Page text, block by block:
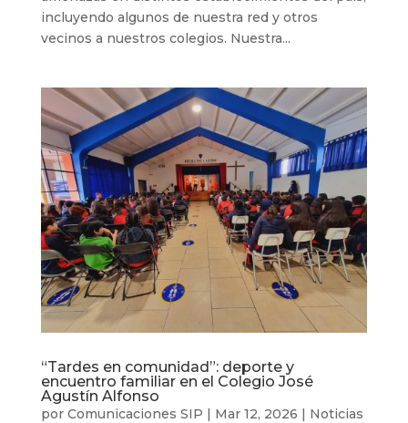
incluyendo algunos de nuestra red y otros
vecinos a nuestros colegios. Nuestra...
“Tardes en comunidad”: deporte y
encuentro familiar en el Colegio José
Agustín Alfonso
por Comunicaciones SIP | Mar 12, 2026 | Noticias